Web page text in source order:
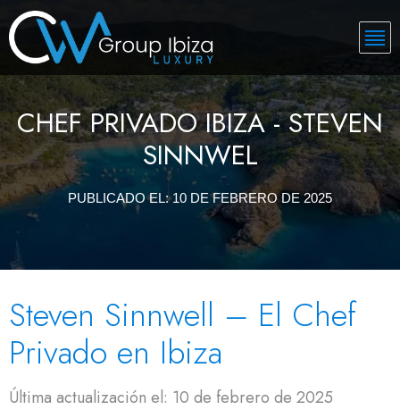
CHEF PRIVADO IBIZA - STEVEN
SINNWEL
PUBLICADO EL:10 DE FEBRERO DE 2025
Steven Sinnwell – El Chef
Privado en Ibiza
Última actualización el: 10 de febrero de 2025